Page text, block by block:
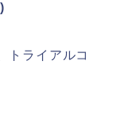
トライアルコ